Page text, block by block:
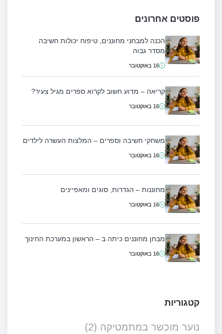
פוסטים אחרונים
הכנה למבחני מחוננים, טיפוח יכולות חשיבה
מסדר גבוה
16 באוקטובר
קריאה – מדוע חשוב לקרוא ספרים מגיל צעיר?
16 באוקטובר
משחקי חשיבה וספרים – המלצות העשרה לילדים
16 באוקטובר
מחוננות – הגדרות, סוגים ומאפיינים
16 באוקטובר
מבחן מחוננים כיתה ב – הראשון במערכת החינוך
16 באוקטובר
קטגוריות
נוער מוכשר במתמטיקה (2)